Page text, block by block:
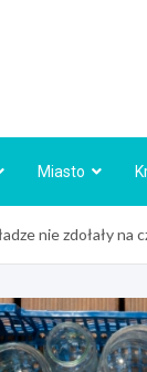
Miasto
nie zdołały